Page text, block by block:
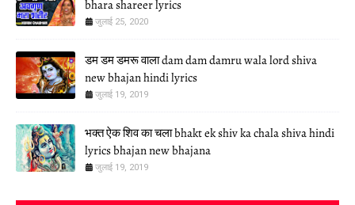
bhara shareer lyrics
जुलाई 25, 2020
डम डम डमरू वाला dam dam damru wala lord shiva
new bhajan hindi lyrics
जुलाई 19, 2019
भक्त ऐक शिव का चला bhakt ek shiv ka chala shiva hindi
lyrics bhajan new bhajana
जुलाई 19, 2019